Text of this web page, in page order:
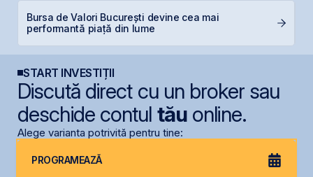
Bursa de Valori București devine cea mai
performantă piață din lume
START INVESTIȚII
Discută direct cu un broker sau
deschide contul tăuonline.
Alege varianta potrivită pentru tine:
PROGRAMEAZĂ